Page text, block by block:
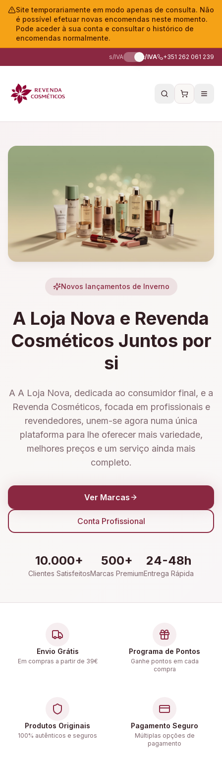
Site temporariamente em modo apenas de consulta. Não
é possível efetuar novas encomendas neste momento.
Pode aceder à sua conta e consultar o histórico de
encomendas normalmente.
s/IVA c/IVA +351 262 061 239
Novos lançamentos de Inverno
A Loja Nova e Revenda
Cosméticos Juntos por
si
A A Loja Nova, dedicada ao consumidor final, e a
Revenda Cosméticos, focada em profissionais e
revendedores, unem-se agora numa única
plataforma para lhe oferecer mais variedade,
melhores preços e um serviço ainda mais
completo.
Ver Marcas
Conta Profissional
10.000+
Clientes Satisfeitos
500+
Marcas Premium
24-48h
Entrega Rápida
Envio Grátis
Em compras a partir de 39€
Programa de Pontos
Ganhe pontos em cada
compra
Produtos Originais
100% autênticos e seguros
Pagamento Seguro
Múltiplas opções de
pagamento